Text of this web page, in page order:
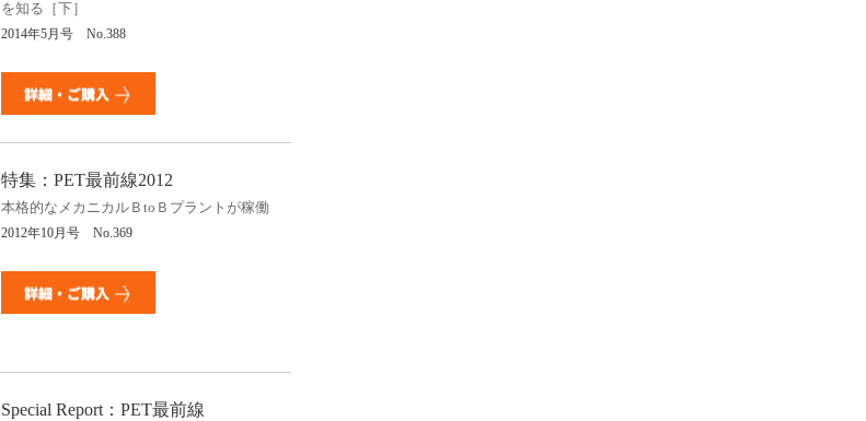
を知る［下］
2014年5月号 No.388
特集：PET最前線2012
本格的なメカニカルＢtoＢプラントが稼働
2012年10月号 No.369
Special Report：PET最前線